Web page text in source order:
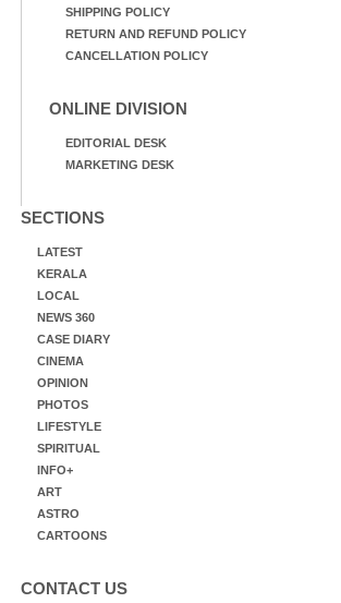
SHIPPING POLICY
RETURN AND REFUND POLICY
CANCELLATION POLICY
ONLINE DIVISION
EDITORIAL DESK
MARKETING DESK
SECTIONS
LATEST
KERALA
LOCAL
NEWS 360
CASE DIARY
CINEMA
OPINION
PHOTOS
LIFESTYLE
SPIRITUAL
INFO+
ART
ASTRO
CARTOONS
CONTACT US